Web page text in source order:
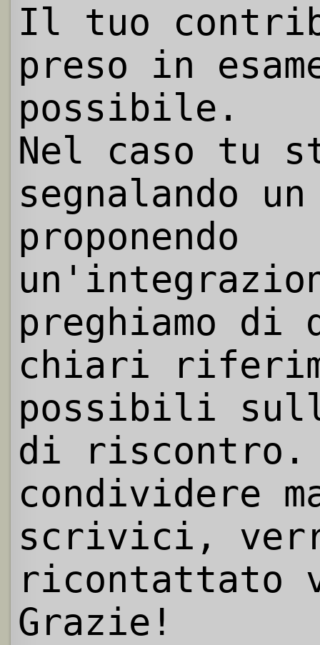
Il tuo
preso in
possibile.
Nel caso tu
segnalando
proponendo
preghiamo
chiari
possibili
di riscontro.
condividere
scrivici,
ricontattato
Grazie!